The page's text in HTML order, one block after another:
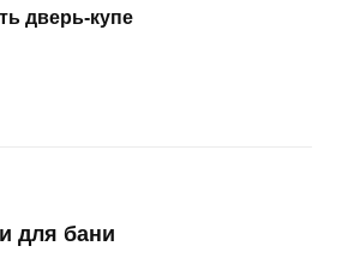
дверь-купе
для бани